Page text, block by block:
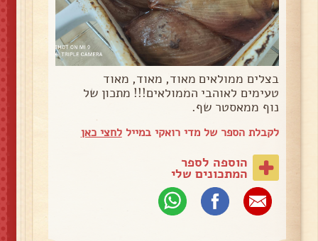
בצלים ממולאים מאוד, מאוד, מאוד
טעימים לאוהבי הממולאים!!! מתכון של
נוף ממאסטר שף.
לקבלת הספר של מדי רואקי במייללחצי כאן
הוספה לספר
המתכונים שלי